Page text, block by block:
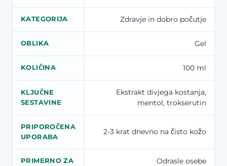
KATEGORIJA Zdravje in dobro počutje
OBLIKA Gel
KOLIČINA 100 ml
KLJUČNE
SESTAVINE
Ekstrakt divjega kostanja,
mentol, trokserutin
PRIPOROČENA
UPORABA
2-3 krat dnevno na čisto kožo
PRIMERNO ZA Odrasle osebe